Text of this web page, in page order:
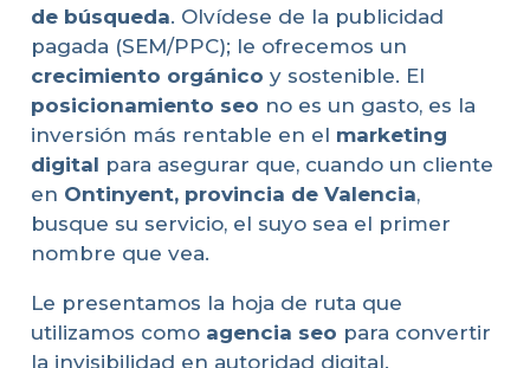
de búsqueda. Olvídese de la publicidad
pagada (SEM/PPC); le ofrecemos un
crecimiento orgánico y sostenible. El
posicionamiento seo no es un gasto, es la
inversión más rentable en el marketing
digital para asegurar que, cuando un cliente
en Ontinyent, provincia de Valencia,
busque su servicio, el suyo sea el primer
nombre que vea.
Le presentamos la hoja de ruta que
utilizamos como agencia seo para convertir
la invisibilidad en autoridad digital.